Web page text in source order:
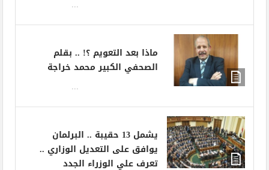
ماذا بعد التعويم ؟! .. بقلم
الصحفي الكبير محمد خراجة
يشمل 13 حقيبة .. البرلمان
يوافق على التعديل الوزاري ..
تعرف علي الوزراء الجدد